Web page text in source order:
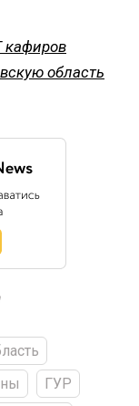
кафиров
область
ГУР